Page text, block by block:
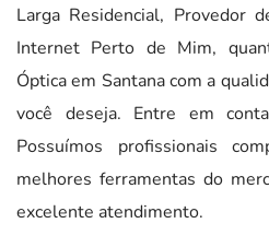
Larga Residencial, Provedor
Internet Perto de Mim,
Óptica em Santana com a
você deseja. Entre em
Possuímos profissionais
melhores ferramentas do
excelente atendimento.